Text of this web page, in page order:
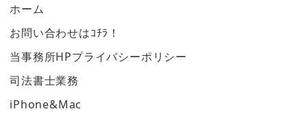
ホーム
お問い合わせはｺﾁﾗ！
当事務所HPプライバシーポリシー
司法書士業務
iPhone&Mac